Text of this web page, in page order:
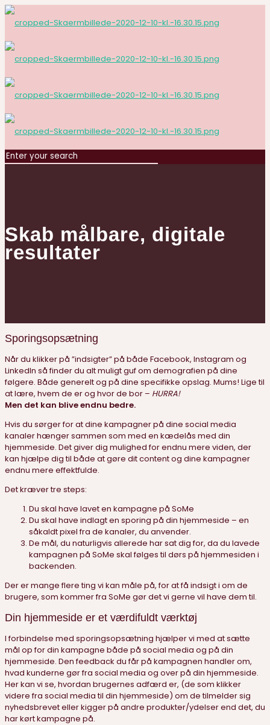
Skab målbare, digitale
resultater
Sporingsopsætning
Når du klikker på ”indsigter” på både Facebook, Instagram og
LinkedIn så finder du alt muligt guf om demografien på dine
følgere. Både generelt og på dine specifikke opslag. Mums! Lige til
at lære, hvem de er og hvor de bor – HURRA!
Men det kan blive endnu bedre.
Hvis du sørger for at dine kampagner på dine social media
kanaler hænger sammen som med en kædelås med din
hjemmeside. Det giver dig mulighed for endnu mere viden, der
kan hjælpe dig til både at gøre dit content og dine kampagner
endnu mere effektfulde.
Det kræver tre steps:
Du skal have lavet en kampagne på SoMe
Du skal have indlagt en sporing på din hjemmeside – en
såkaldt pixel fra de kanaler, du anvender.
De mål, du naturligvis allerede har sat dig for, da du lavede
kampagnen på SoMe skal følges til dørs på hjemmesiden i
backenden.
Der er mange flere ting vi kan måle på, for at få indsigt i om de
brugere, som kommer fra SoMe gør det vi gerne vil have dem til.
Din hjemmeside er et værdifuldt værktøj
I forbindelse med sporingsopsætning hjælper vi med at sætte
mål op for din kampagne både på social media og på din
hjemmeside. Den feedback du får på kampagnen handler om,
hvad kunderne gør fra social media og over på din hjemmeside.
Her kan vi se, hvordan brugernes adfærd er, (de som klikker
videre fra social media til din hjemmeside) om de tilmelder sig
nyhedsbrevet eller kigger på andre produkter/ydelser end det, du
har kørt kampagne på.